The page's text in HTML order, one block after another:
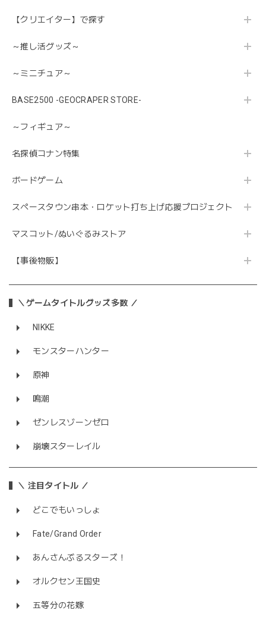
【クリエイター】で探す
～推し活グッズ～
～ミニチュア～
BASE2500 -GEOCRAPER STORE-
～フィギュア～
名探偵コナン特集
ボードゲーム
スペースタウン串本・ロケット打ち上げ応援プロジェクト
マスコット/ぬいぐるみストア
【事後物販】
＼ゲームタイトルグッズ多数 ／
NIKKE
モンスターハンター
原神
鳴潮
ゼンレスゾーンゼロ
崩壊スターレイル
＼ 注目タイトル ／
どこでもいっしょ
Fate/Grand Order
あんさんぶるスターズ！
オルクセン王国史
五等分の花嫁